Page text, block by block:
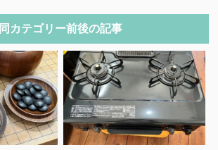
同カテゴリー前後の記事